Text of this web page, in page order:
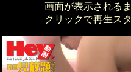
画面が表示される
クリックで再生ス